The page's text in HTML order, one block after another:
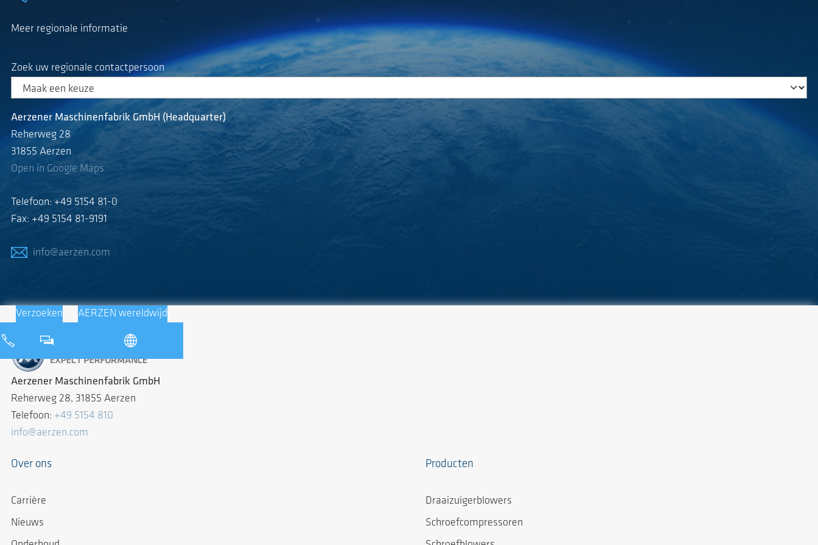
Meer regionale informatie
Zoek uw regionale contactpersoon
Aerzener Maschinenfabrik GmbH (Headquarter)
Reherweg 28
31855 Aerzen
Open in Google Maps
Telefoon: +49 5154 81-0
Fax: +49 5154 81-9191
info@aerzen.com
Verzoeken AERZEN wereldwijd
Aerzener Maschinenfabrik GmbH
Reherweg 28, 31855 Aerzen
Telefoon: +49 5154 810
info@aerzen.com
Over ons
Carrière
Nieuws
Producten
Draaizuigerblowers
Schroefcompressoren